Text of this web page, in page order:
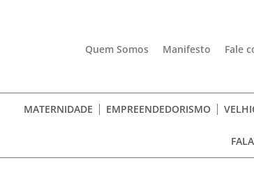
Quem Somos Manifesto Fale
MATERNIDADE EMPREENDEDORISMO